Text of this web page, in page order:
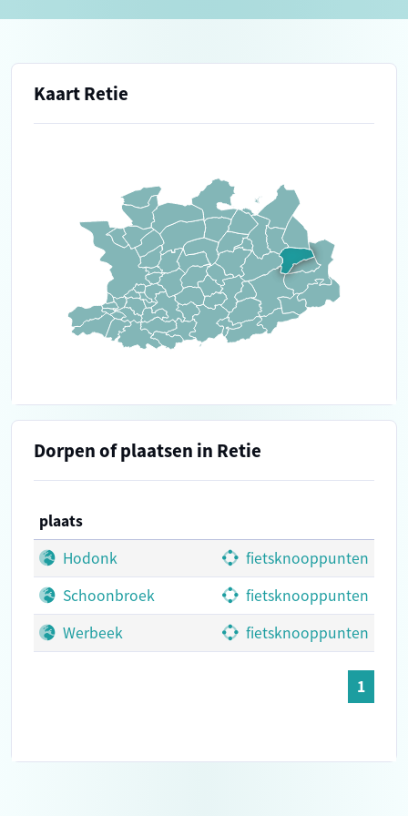
Kaart Retie
Dorpen of plaatsen in Retie
plaats
Hodonk
fietsknooppunten
Schoonbroek
fietsknooppunten
Werbeek
fietsknooppunten
1